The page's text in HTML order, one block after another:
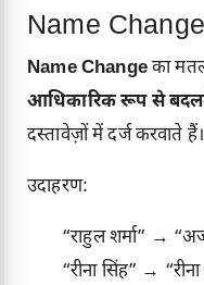
Name Change
Name Changeका
आधिकारिक रूप से
दस्तावेज़ों में दर्ज करवाते हैं।
उदाहरण:
“राहुल शर्मा” →
“रीना सिंह” → “रीना